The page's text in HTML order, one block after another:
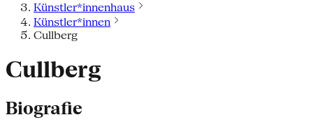
Künstler*innenhaus
Künstler*innen
Cullberg
Cullberg
Biografie